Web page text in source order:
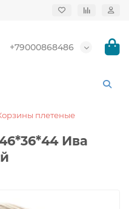
+79000868486
плетеные
Ива